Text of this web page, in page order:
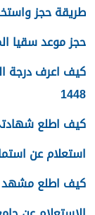
طريقة حجز
حجز موعد سقيا الماء 1448 بوابة
كيف اعرف درجة
1448
كيف اطلع شهادتي
استعلام عن استماره منتهيه
كيف اطلع مشهد من